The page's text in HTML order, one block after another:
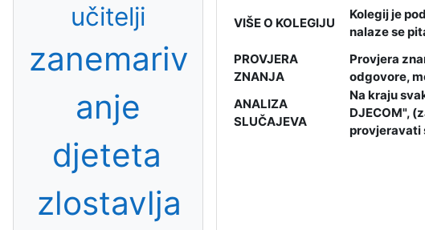
VIŠE O KOLEGIJU
Kolegij je
nalaze se
PROVJERA
ZNANJA
Provjera
odgovore,
ANALIZA
SLUČAJEVA
Na kraju
DJECOM",
provjeravati
učitelji
zanemariv
anje
djeteta
zlostavlja